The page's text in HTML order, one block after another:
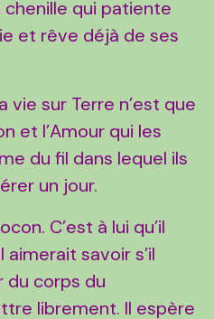
qui patiente
et rêve déjà de ses
vie sur Terre n’est que
et l’Amour qui les
du fil dans lequel ils
un jour.
C’est à lui qu’il
savoir s’il
du corps du
librement. Il espère